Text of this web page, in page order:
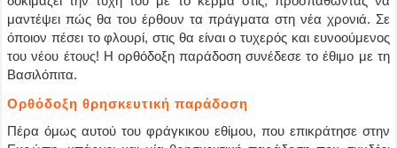
μαντέψει πώς θα του έρθουν τα πράγματα στη νέα χρονιά. Σε
όποιον πέσει το φλουρί, στις θα είναι ο τυχερός και ευνοούμενος
του νέου έτους! Η ορθόδοξη παράδοση συνέδεσε το έθιμο με τη
Βασιλόπιτα.
Ορθόδοξη θρησκευτική παράδοση
Πέρα όμως αυτού του φράγκικου εθίμου, που επικράτησε στην